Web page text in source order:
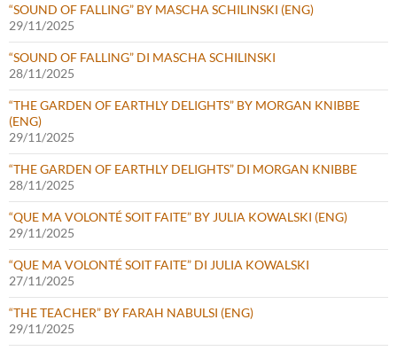
“SOUND OF FALLING” BY MASCHA SCHILINSKI (ENG)
29/11/2025
“SOUND OF FALLING” DI MASCHA SCHILINSKI
28/11/2025
“THE GARDEN OF EARTHLY DELIGHTS” BY MORGAN KNIBBE
(ENG)
29/11/2025
“THE GARDEN OF EARTHLY DELIGHTS” DI MORGAN KNIBBE
28/11/2025
“QUE MA VOLONTÉ SOIT FAITE” BY JULIA KOWALSKI (ENG)
29/11/2025
“QUE MA VOLONTÉ SOIT FAITE” DI JULIA KOWALSKI
27/11/2025
“THE TEACHER” BY FARAH NABULSI (ENG)
29/11/2025